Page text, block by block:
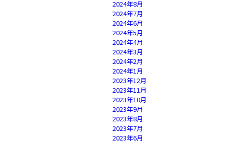
2024年8月
2024年7月
2024年6月
2024年5月
2024年4月
2024年3月
2024年2月
2024年1月
2023年12月
2023年11月
2023年10月
2023年9月
2023年8月
2023年7月
2023年6月